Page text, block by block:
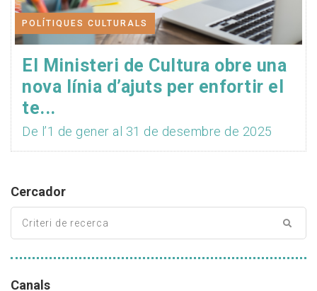
POLÍTIQUES CULTURALS
El Ministeri de Cultura obre una
nova línia d’ajuts per enfortir el
te...
De l’1 de gener al 31 de desembre de 2025
Cercador
Canals